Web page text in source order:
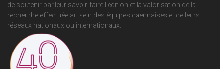
de soutenir par leur savoir-faire l'édition et la valorisation de la
recherche effectuée au sein des équipes caennaises et de leurs
réseaux nationaux ou internationaux.